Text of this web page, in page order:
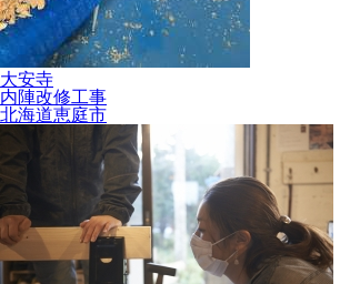
大安寺
内陣改修工事
北海道恵庭市